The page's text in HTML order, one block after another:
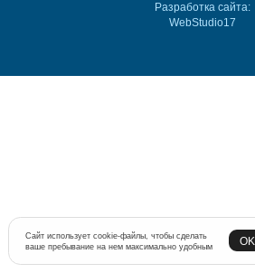
Разработка сайта:
WebStudio17
Сайт использует cookie-файлы, чтобы сделать
ваше пребывание на нем максимально удобным
OK